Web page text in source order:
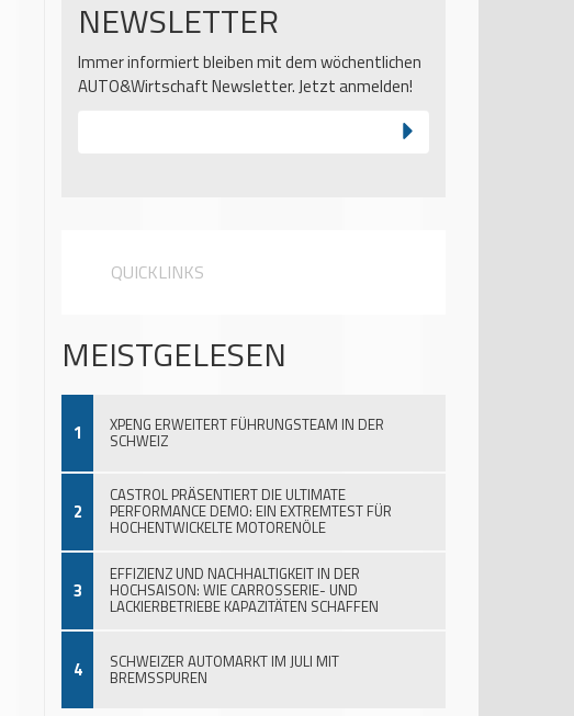
NEWSLETTER
Immer informiert bleiben mit dem wöchentlichen
AUTO&Wirtschaft Newsletter. Jetzt anmelden!
QUICKLINKS
MEISTGELESEN
1 XPENG ERWEITERT FÜHRUNGSTEAM IN DER
SCHWEIZ
2
CASTROL PRÄSENTIERT DIE ULTIMATE
PERFORMANCE DEMO: EIN EXTREMTEST FÜR
HOCHENTWICKELTE MOTORENÖLE
3
EFFIZIENZ UND NACHHALTIGKEIT IN DER
HOCHSAISON: WIE CARROSSERIE- UND
LACKIERBETRIEBE KAPAZITÄTEN SCHAFFEN
4 SCHWEIZER AUTOMARKT IM JULI MIT
BREMSSPUREN